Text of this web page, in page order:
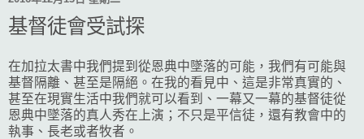
基督徒會受試探
在加拉太書中我們提到從恩典中墜落的可能，我們有可能與
基督隔離、甚至是隔絕。在我的看見中、這是非常真實的、
甚至在現實生活中我們就可以看到、一幕又一幕的基督徒從
恩典中墜落的真人秀在上演；不只是平信徒，還有教會中的
執事、長老或者牧者。